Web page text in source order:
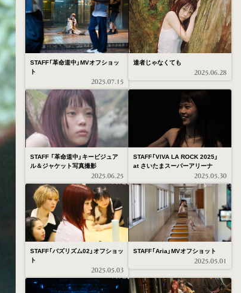
STAFF「革命道中」MVオフショッ
ト
2025.07.15
達者じゃなくても
2025.06.28
STAFF 「革命道中」キービジュア
ル＆ジャケット写真撮影
2025.06.25
STAFF「VIVA LA ROCK 2025」
at さいたまスーパーアリーナ
2025.05.30
STAFF「バズリズム02」オフショッ
ト
2025.05.03
STAFF「Aria」MVオフショット
2025.05.01